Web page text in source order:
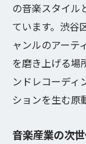
音楽
革新
アー
未来
の音楽スタイル
ています。渋谷
ャンルのアーテ
を磨き上げる場
ンドレコーディ
ションを生む原
音楽産業の次